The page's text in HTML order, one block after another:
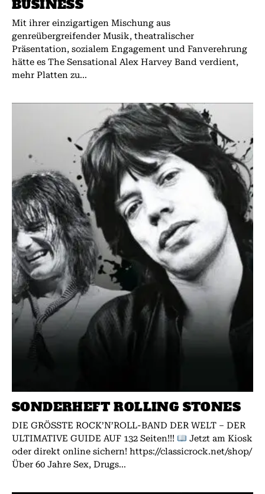
BUSINESS
Mit ihrer einzigartigen Mischung aus
genreübergreifender Musik, theatralischer
Präsentation, sozialem Engagement und Fanverehrung
hätte es The Sensational Alex Harvey Band verdient,
mehr Platten zu...
SONDERHEFT ROLLING STONES
DIE GRÖSSTE ROCK’N’ROLL-BAND DER WELT – DER
ULTIMATIVE GUIDE AUF 132 Seiten!!!
Jetzt am Kiosk
oder direkt online sichern! https://classicrock.net/shop/
Über 60 Jahre Sex, Drugs...